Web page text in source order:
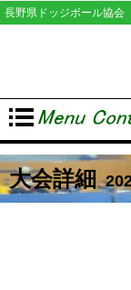
長野県ドッジボール協会
大会詳細